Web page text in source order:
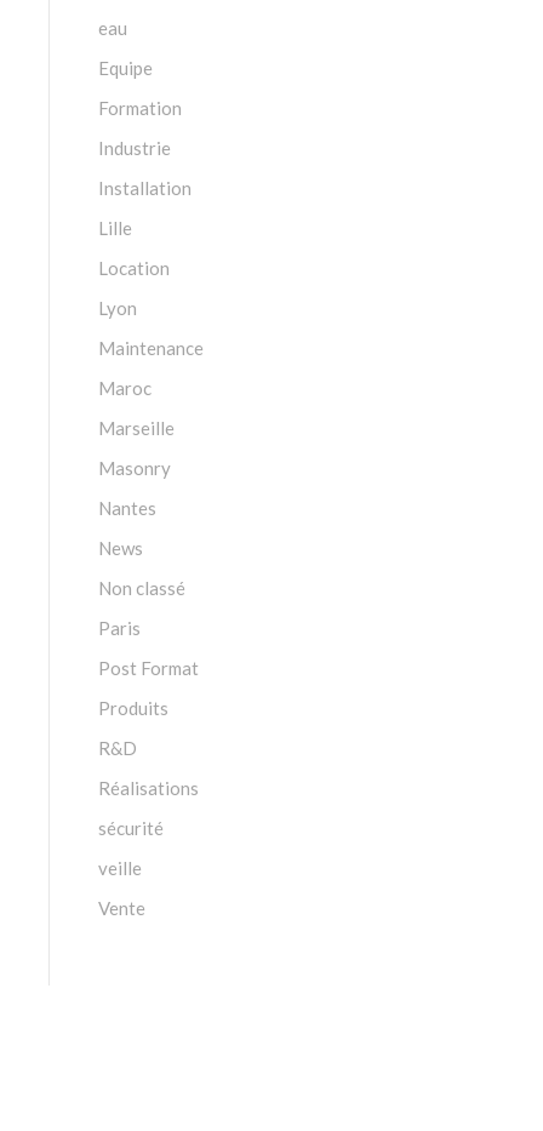
eau
Equipe
Formation
Industrie
Installation
Lille
Location
Lyon
Maintenance
Maroc
Marseille
Masonry
Nantes
News
Non classé
Paris
Post Format
Produits
R&D
Réalisations
sécurité
veille
Vente